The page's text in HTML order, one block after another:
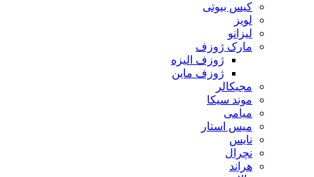
کیس بیوتی
لویز
لیزانو
مارک ژوزف
ژوزف الیزه
ژوزف ماین
مجیکالر
موند سیکا
میامی
میس استار
نایس
نچرال
هراند